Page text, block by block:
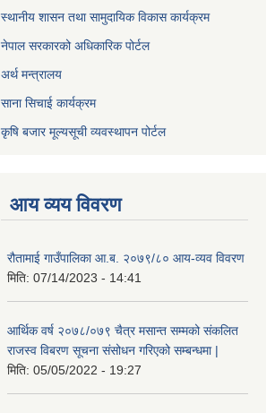
स्थानीय शासन तथा सामुदायिक विकास कार्यक्रम
नेपाल सरकारको अधिकारिक पोर्टल
अर्थ मन्त्रालय
साना सिचाई कार्यक्रम
कृषि बजार मूल्यसूची व्यवस्थापन पोर्टल
आय व्यय विवरण
रौतामाई गाउँपालिका आ.ब. २०७९/८० आय-व्यव विवरण
मिति: 07/14/2023 - 14:41
आर्थिक वर्ष २०७८/०७९ चैत्र मसान्त सम्मको संकलित
राजस्व विबरण सूचना संसोधन गरिएको सम्बन्धमा |
मिति: 05/05/2022 - 19:27